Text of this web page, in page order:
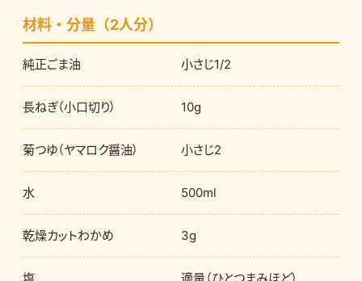
材料・分量（2人分）
純正ごま油 小さじ1/2
長ねぎ（小口切り） 10g
菊つゆ（ヤマロク醤油） 小さじ2
水 500ml
乾燥カットわかめ 3g